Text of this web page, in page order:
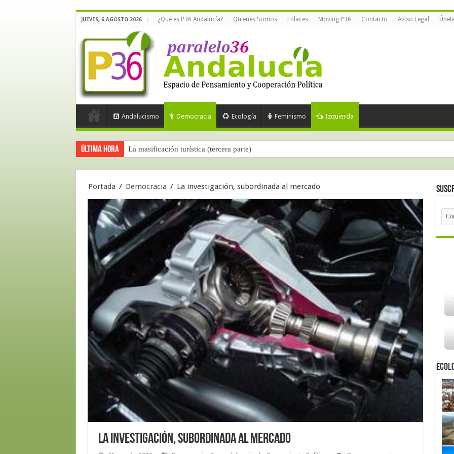
JUEVES, 6 AGOSTO 2026 ¿Qué es P36 Andalucía? Quienes Somos Enlaces Moving P36 Contacto Aviso Legal
Andalucismo Democracia Ecología Feminismo Izquierda
Última hora La masificación turística (tercera parte)
Portada / Democracia / La investigación, subordinada al mercado
La investigación, subordinada al mercado